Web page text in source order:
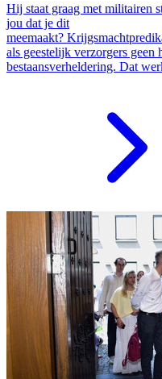
Hij staat graag met militairen
jou dat je dit
meemaakt?
als geestelijk verzorgers geen
bestaansverheldering. Dat